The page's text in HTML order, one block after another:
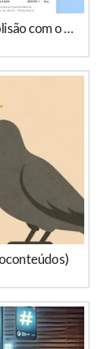
Mais um passo da OpenAI na rota de colisão com o Google